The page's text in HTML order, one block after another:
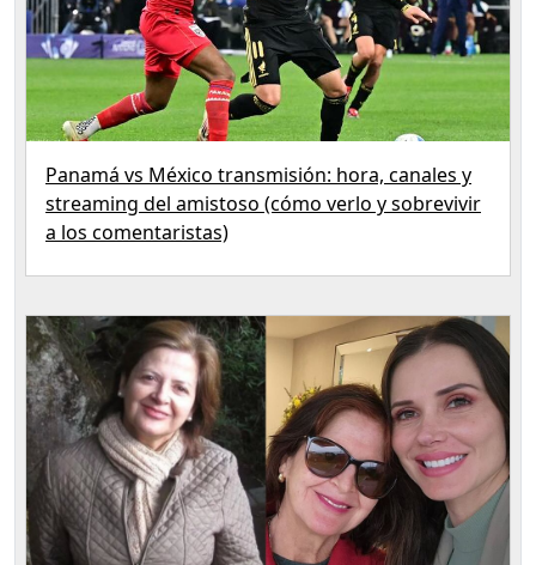
Panamá vs México transmisión: hora, canales y
streaming del amistoso (cómo verlo y sobrevivir
a los comentaristas)